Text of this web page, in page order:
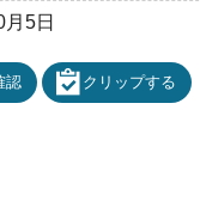
5日
認 クリップする